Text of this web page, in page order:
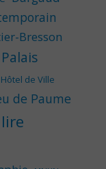
Bresson
Hôtel de Ville
de Paume